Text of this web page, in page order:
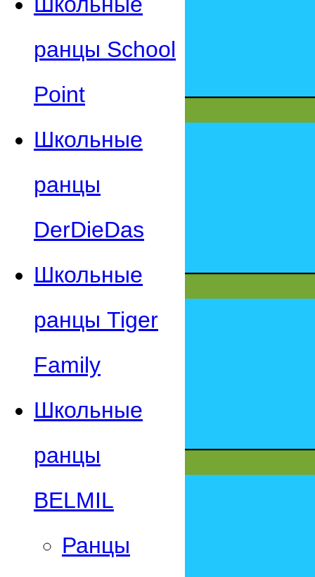
ранцы School
Point
Школьные
ранцы
DerDieDas
Школьные
ранцы Tiger
Family
Школьные
ранцы
BELMIL
Ранцы